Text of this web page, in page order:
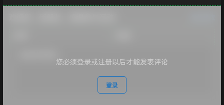
您必须登录或注册以后才能发表评论
登录